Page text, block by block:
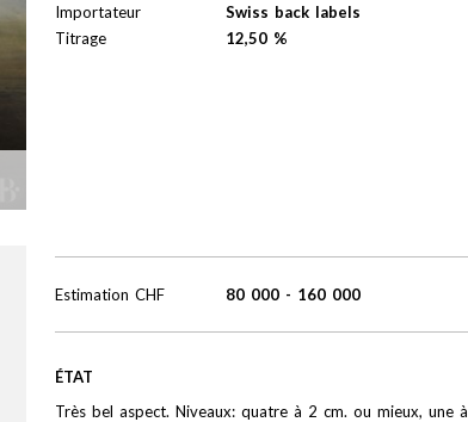
Importateur
Swiss back labels
Titrage
12,50 %
Estimation CHF 80 000 - 160 000
ÉTAT
Très bel aspect. Niveaux: quatre à 2 cm. ou mieux, une à